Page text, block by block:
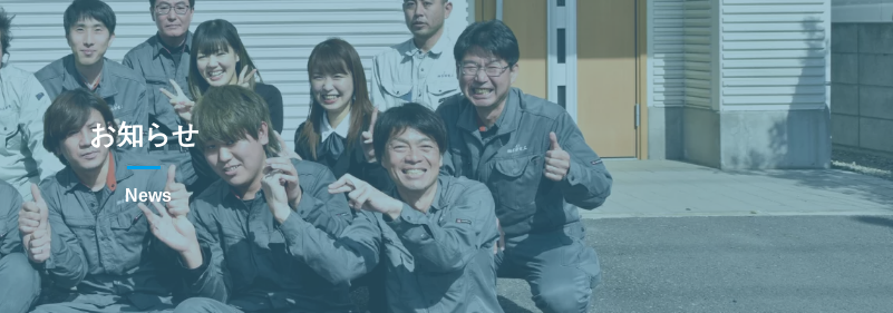
お知らせ
News